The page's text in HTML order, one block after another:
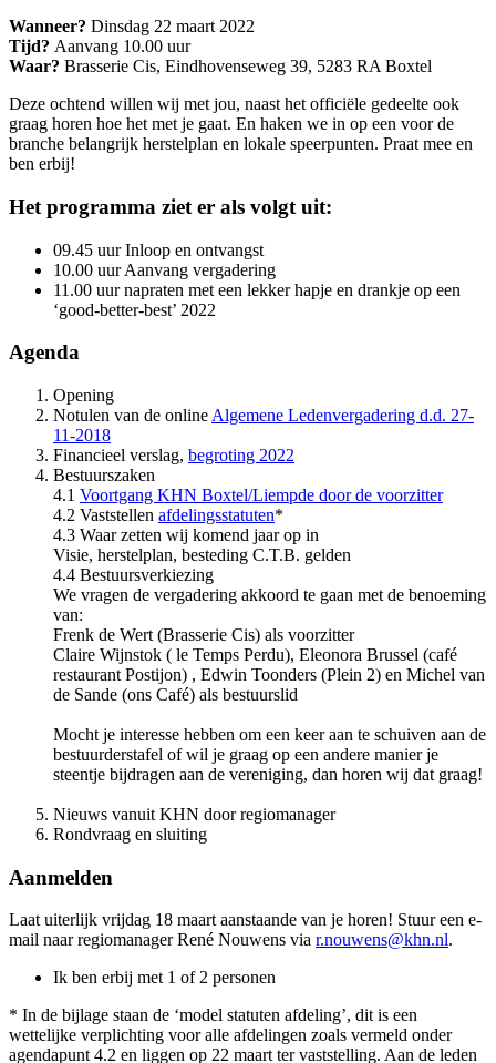
Wanneer? Dinsdag 22 maart 2022
Tijd? Aanvang 10.00 uur
Waar? Brasserie Cis, Eindhovenseweg 39, 5283 RA Boxtel
Deze ochtend willen wij met jou, naast het officiële gedeelte ook
graag horen hoe het met je gaat. En haken we in op een voor de
branche belangrijk herstelplan en lokale speerpunten. Praat mee en
ben erbij!
Het programma ziet er als volgt uit:
09.45 uur Inloop en ontvangst
10.00 uur Aanvang vergadering
11.00 uur napraten met een lekker hapje en drankje op een
‘good-better-best’ 2022
Agenda
Opening
Notulen van de online Algemene Ledenvergadering d.d. 27-
11-2018
Financieel verslag, begroting 2022
Bestuurszaken
4.1 Voortgang KHN Boxtel/Liempde door de voorzitter
4.2 Vaststellen afdelingsstatuten*
4.3 Waar zetten wij komend jaar op in
Visie, herstelplan, besteding C.T.B. gelden
4.4 Bestuursverkiezing
We vragen de vergadering akkoord te gaan met de benoeming
van:
Frenk de Wert (Brasserie Cis) als voorzitter
Claire Wijnstok ( le Temps Perdu), Eleonora Brussel (café
restaurant Postijon) , Edwin Toonders (Plein 2) en Michel van
de Sande (ons Café) als bestuurslid
Mocht je interesse hebben om een keer aan te schuiven aan de
bestuurderstafel of wil je graag op een andere manier je
steentje bijdragen aan de vereniging, dan horen wij dat graag!
Nieuws vanuit KHN door regiomanager
Rondvraag en sluiting
Aanmelden
Laat uiterlijk vrijdag 18 maart aanstaande van je horen! Stuur een e-
mail naar regiomanager René Nouwens via r.nouwens@khn.nl.
Ik ben erbij met 1 of 2 personen
* In de bijlage staan de ‘model statuten afdeling’, dit is een
wettelijke verplichting voor alle afdelingen zoals vermeld onder
agendapunt 4.2 en liggen op 22 maart ter vaststelling. Aan de leden